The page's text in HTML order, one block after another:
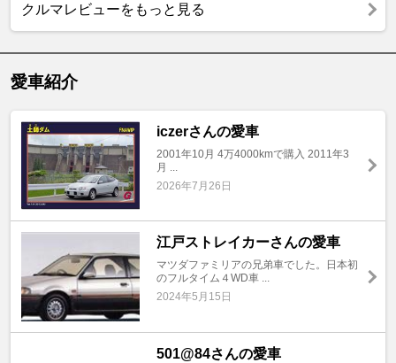
クルマレビューをもっと見る
愛車紹介
iczerさんの愛車
2001年10月 4万4000kmで購入 2011年3
月 ...
2026年7月26日
江戸ストレイカーさんの愛車
マツダファミリアの兄弟車でした。日本初
のフルタイム４WD車 ...
2024年5月15日
501@84さんの愛車